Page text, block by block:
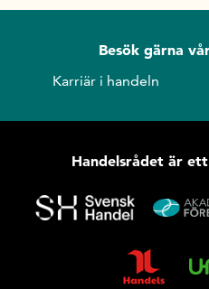
Besök gärna
Karriär i handeln
Handelsrådet är